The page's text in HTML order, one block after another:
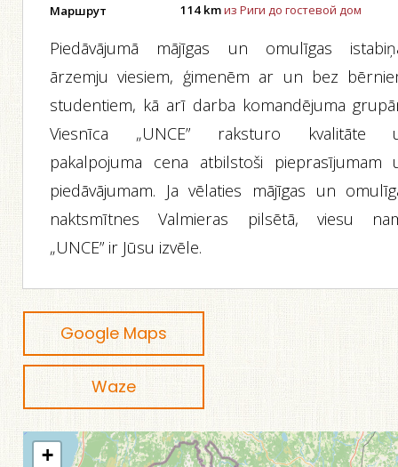
Маршрут 114 kmиз Риги до гостевой дом
Piedāvājumā mājīgas un omulīgas
ārzemju viesiem, ģimenēm ar un bez
studentiem, kā arī darba komandējuma
Viesnīca „UNCE” raksturo kvalitāte
pakalpojuma cena atbilstoši pieprasījumam
piedāvājumam. Ja vēlaties mājīgas un
naktsmītnes Valmieras pilsētā, viesu
„UNCE” ir Jūsu izvēle.
Google Maps
Waze
+